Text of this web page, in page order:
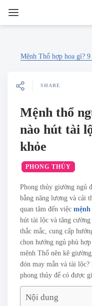
Mệnh Thổ hợp hoa gì​?
SHARE
Mệnh thổ
nào​ hút tài
khỏe
PHONG THỦY
Phong thủy giường ngủ
bằng năng lượng và cải
quan tâm đến việc
hút tài lộc và tăng
thắc mắc, cung cấp
chọn hướng ngủ phù
mệnh Thổ nên kê
đón may mắn và tài
phong thủy để có được
Nội dung